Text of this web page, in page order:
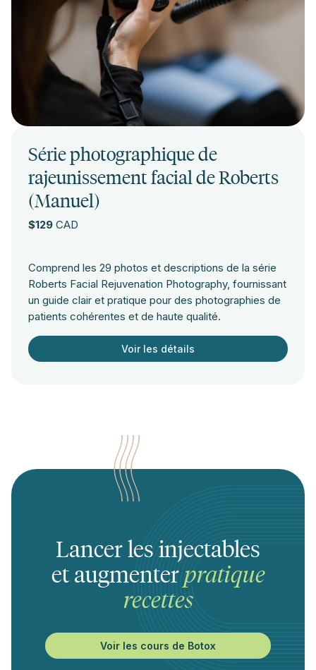
Série photographique de
rajeunissement facial de Roberts
(Manuel)
$129 CAD
Comprend les 29 photos et descriptions de la série
Roberts Facial Rejuvenation Photography, fournissant
un guide clair et pratique pour des photographies de
patients cohérentes et de haute qualité.
Voir les détails
Lancer les injectables
et augmenterpratique
recettes
Voir les cours de Botox